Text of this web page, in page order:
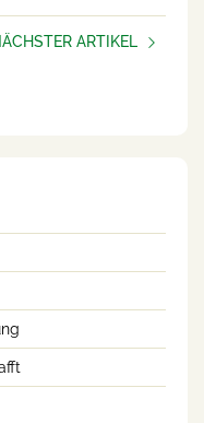
ARTIKEL